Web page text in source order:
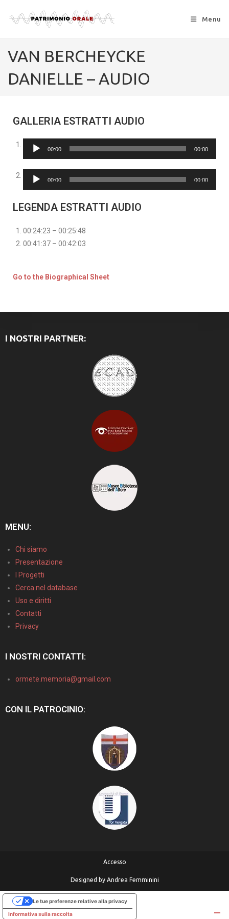
Menu
VAN BERCHEYCKE
DANIELLE – AUDIO
GALLERIA ESTRATTI AUDIO
Audio
00:00 00:00
Audio
00:00 00:00
LEGENDA ESTRATTI AUDIO
00:24:23 – 00:25:48
00:41:37 – 00:42:03
Go to the Biographical Sheet
I NOSTRI PARTNER:
MENU:
Chi siamo
Presentazione
I Progetti
Cerca nel database
Uso e diritti
Contatti
Privacy
I NOSTRI CONTATTI:
ormete.memoria@gmail.com
CON IL PATROCINIO:
Accesso
Designed by Andrea Femminini
Informativa sulla raccolta
Le tue preferenze relative alla privacy